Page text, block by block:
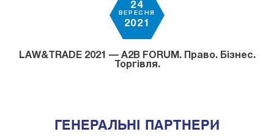
24
ВЕРЕСНЯ
2021
LAW&TRADE 2021 — A2B FORUM. Право. Бізнес.
Торгівля.
ГЕНЕРАЛЬНІ ПАРТНЕРИ